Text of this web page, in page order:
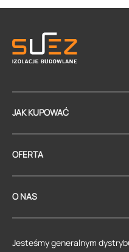
JAK KUPOWAĆ
OFERTA
O NAS
Jesteśmy generalnym